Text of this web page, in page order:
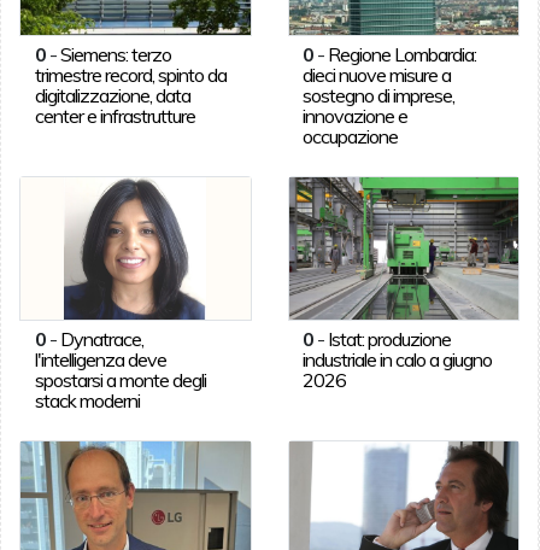
0-Siemens: terzo
trimestre record, spinto da
digitalizzazione, data
center e infrastrutture
0 - Regione Lombardia:
dieci nuove misure a
sostegno di imprese,
innovazione e
occupazione
0- Dynatrace,
l'intelligenza deve
spostarsi a monte degli
stack moderni
0 - Istat: produzione
industriale in calo a giugno
2026